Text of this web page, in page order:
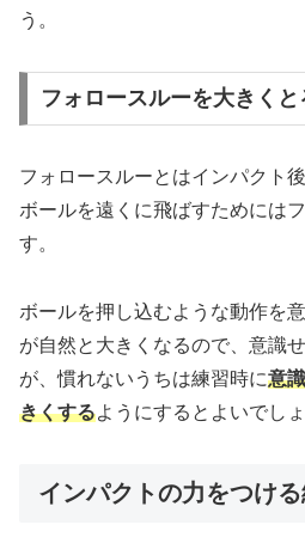
う。
フォロースルーを大きくと
フォロースルーとはインパクト
ボールを遠くに飛ばすためには
す。
ボールを押し込むような動作を
が自然と大きくなるので、意識
が、慣れないうちは練習時に意
きくするようにするとよいでしょ
インパクトの力をつけ